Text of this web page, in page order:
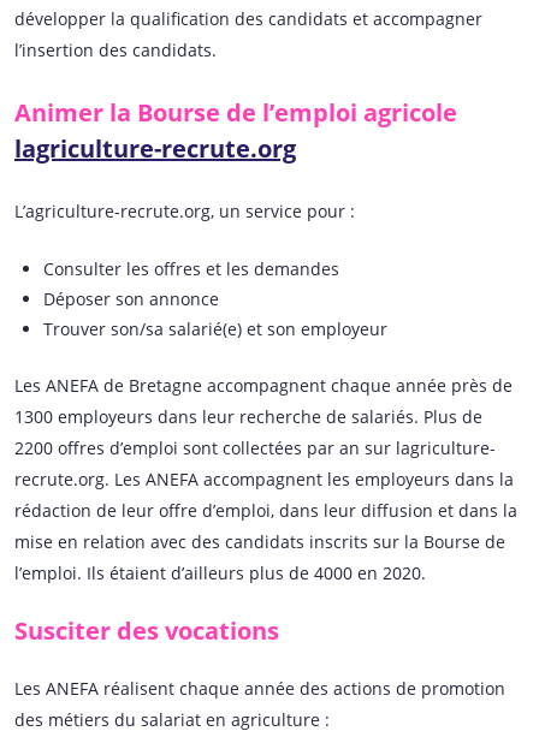
développer la qualification des candidats et accompagner
l’insertion des candidats.
Animer la Bourse de l’emploi agricole
lagriculture-recrute.org
L’agriculture-recrute.org, un service pour :
Consulter les offres et les demandes
Déposer son annonce
Trouver son/sa salarié(e) et son employeur
Les ANEFA de Bretagne accompagnent chaque année près de
1300 employeurs dans leur recherche de salariés. Plus de
2200 offres d’emploi sont collectées par an sur lagriculture-
recrute.org. Les ANEFA accompagnent les employeurs dans la
rédaction de leur offre d’emploi, dans leur diffusion et dans la
mise en relation avec des candidats inscrits sur la Bourse de
l’emploi. Ils étaient d’ailleurs plus de 4000 en 2020.
Susciter des vocations
Les ANEFA réalisent chaque année des actions de promotion
des métiers du salariat en agriculture :